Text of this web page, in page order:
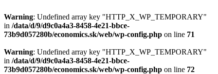
Warning: Undefined array key "HTTP_X_WP_TEMPORARY"
in /data/d/9/d9c0a4a3-8458-4e21-bbce-
73b9d057280b/economics.sk/web/wp-config.php on line 71
Warning: Undefined array key "HTTP_X_WP_TEMPORARY"
in /data/d/9/d9c0a4a3-8458-4e21-bbce-
73b9d057280b/economics.sk/web/wp-config.php on line 72